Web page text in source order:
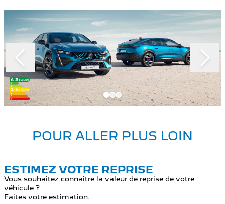
Slide 1 of 3
POUR ALLER PLUS LOIN
ESTIMEZ VOTRE REPRISE
Vous souhaitez connaître la valeur de reprise de votre
véhicule ?
Faites votre estimation.